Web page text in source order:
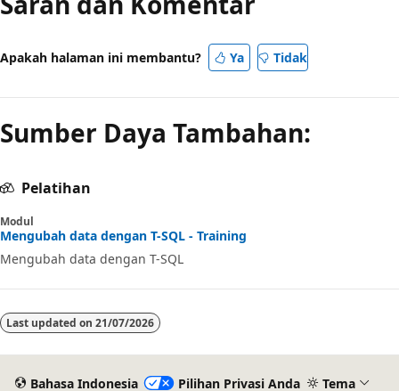
dinonaktifkan
Apakah halaman ini membantu? Ya Tidak
Sumber Daya Tambahan:
Pelatihan
Modul
Mengubah data dengan T-SQL - Training
Mengubah data dengan T-SQL
Last updated on 21/07/2026
Bahasa Indonesia Pilihan Privasi Anda Tema